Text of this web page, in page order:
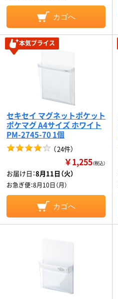
カゴへ
本気プライス
セキセイ マグネットポケット
ポケマグ A4サイズ ホワイト
PM-2745-70 1個
（24件）
￥1,255（税込）
お届け日：8月11日（火）
お急ぎ便：8月10日（月）
カゴへ